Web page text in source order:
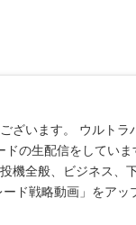
ざいます。 ウルトラ
の生配信をしていま
機全般、ビジネス、
ド戦略動画」をア